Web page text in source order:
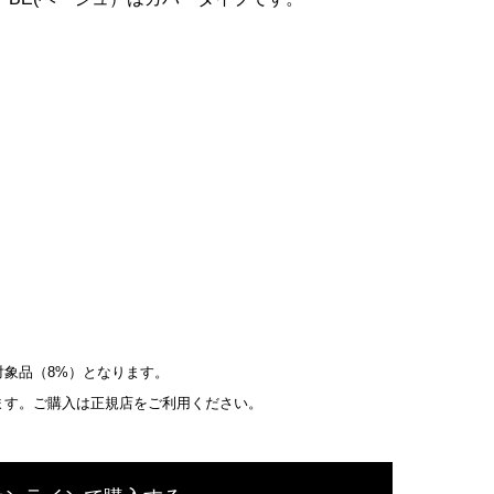
品（8%）となります。
。ご購入は正規店をご利用ください。